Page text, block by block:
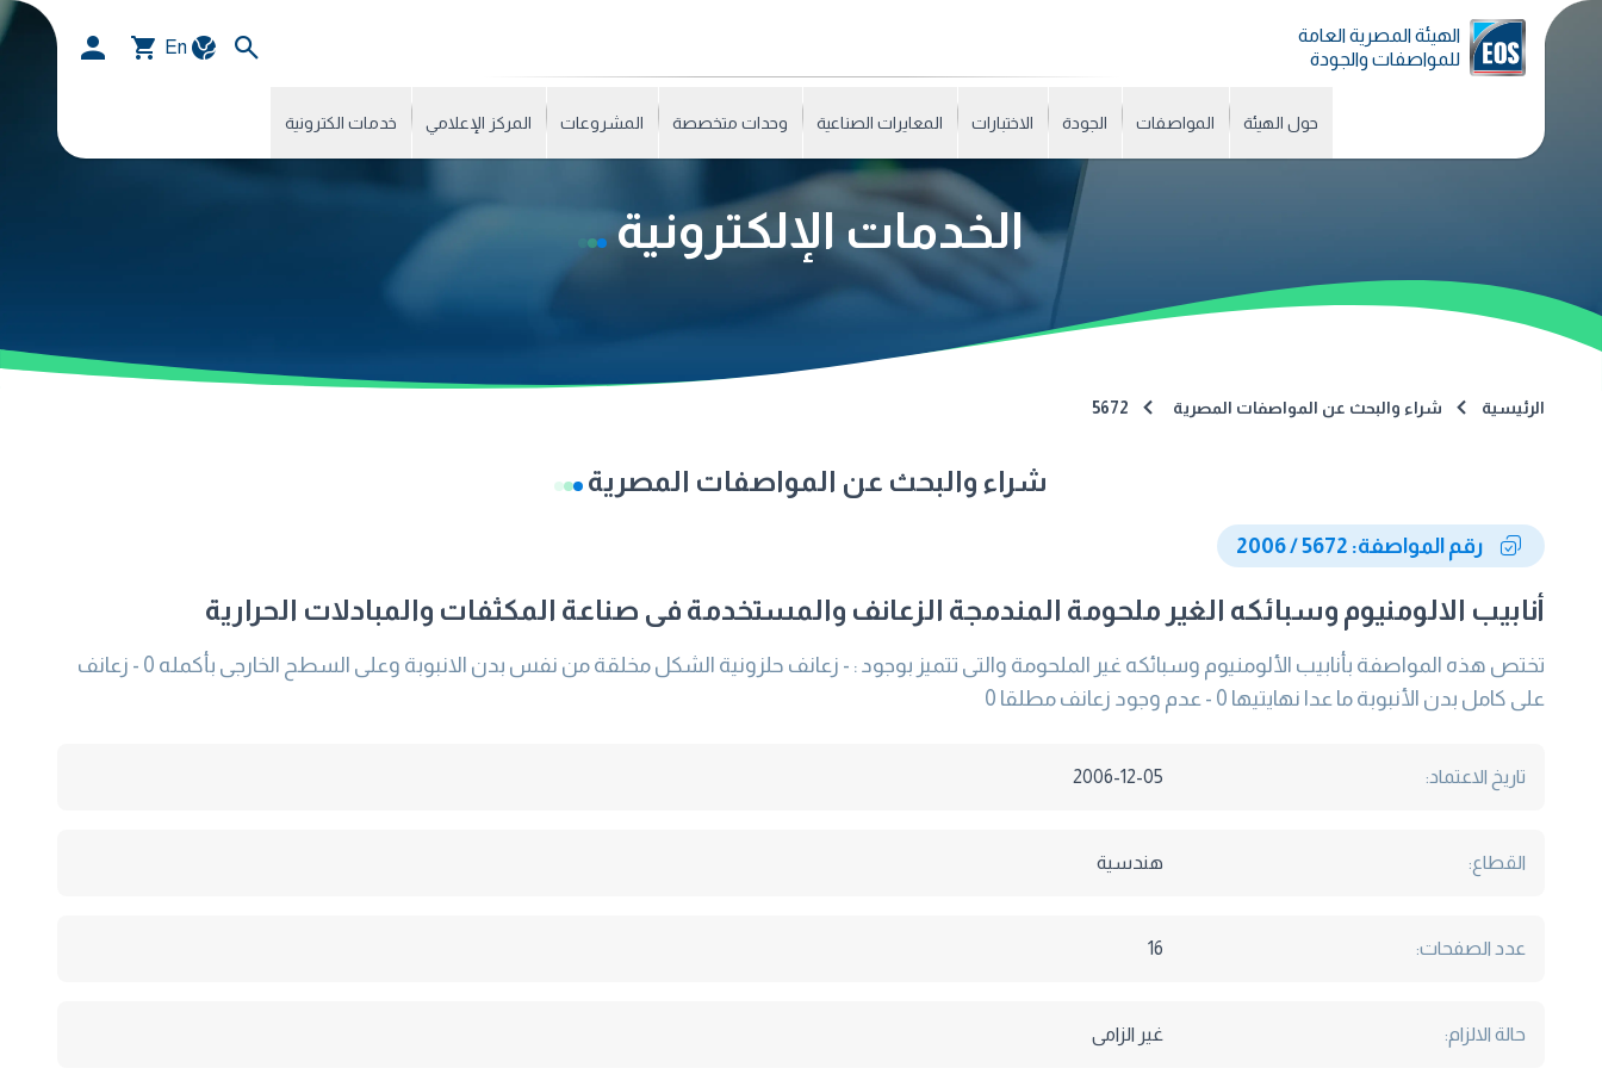
الهيئة المصرية العامة
للمواصفات والجودة
En
حول الهيئة المواصفات الجودة الاختبارات المعايرات الصناعية وحدات متخصصة المشروعات المركز الإعلامي خدمات الكترونية
الخدمات الإلكترونية
الرئيسية شراء والبحث عن المواصفات المصرية 5672
شراء والبحث عن المواصفات المصرية
رقم المواصفة: 5672 / 2006
أنابيب الالومنيوم وسبائكه الغير ملحومة المندمجة الزعانف والمستخدمة فى صناعة المكثفات والمبادلات الحرارية
تختص هذه المواصفة بأنابيب الألومنيوم وسبائكه غير الملحومة والتى تتميز بوجود : - زعانف حلزونية الشكل مخلقة من نفس بدن الانبوبة وعلى السطح الخارجى بأكمله 0 - زعانف
على كامل بدن الأنبوبة ما عدا نهايتيها 0 - عدم وجود زعانف مطلقا 0
تاريخ الاعتماد: 2006-12-05
القطاع: هندسية
عدد الصفحات: 16
حالة الالزام: غير الزامى